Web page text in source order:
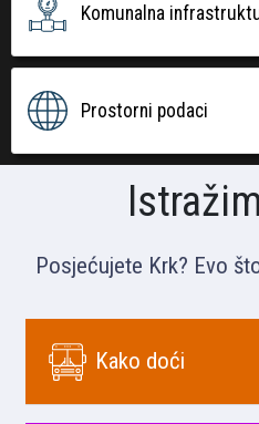
Komunalna
Prostorni podaci
Posjećujete Krk? Evo
Kako doći